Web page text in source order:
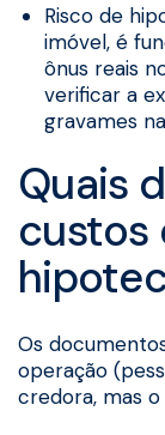
Risco de
imóvel, é
ônus reais
verificar a
gravames
Quais
custos
Os
operação
credora, mas